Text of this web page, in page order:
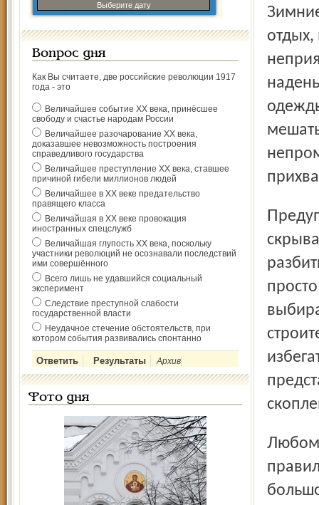
Выберите дату
Вопрос дня
Как Вы считаете, две российские революции 1917
года - это
Величайшее событие ХХ века, принёсшее
свободу и счастье народам России
Величайшее разочарование ХХ века,
доказавшее невозможность построения
справедливого государства
Величайшее преступление ХХ века, ставшее
причиной гибели миллионов людей
Величайшее в ХХ веке предательство
правящего класса
Величайшая в ХХ веке провокация
иностранных спецслужб
Величайшая глупость ХХ века, поскольку
участники революций не осознавали последствий
ими совершённого
Всего лишь не удавшийся социальный
эксперимент
Следствие преступной слабости
государственной власти
Неудачное стечение обстоятельств, при
котором события развивались спонтанно
Архив
Фото дня
Зимние забавы – это чаще всего активный и подвижный
отдых,
Предупредите своего ребёнка о том, что под снегом могут
Любому ребёнку в любое время года пригодится умение